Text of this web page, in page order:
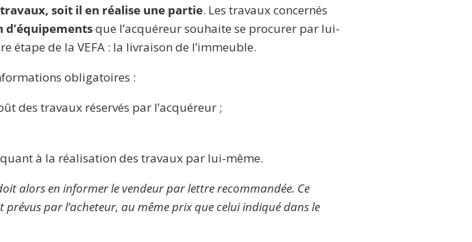
soit il en réalise une partie. Les travaux concernés
que l’acquéreur souhaite se procurer par lui-
étape de la VEFA : la livraison de l’immeuble.
obligatoires :
des travaux réservés par l’acquéreur ;
à la réalisation des travaux par lui-même.
alors en informer le vendeur par lettre recommandée. Ce
par l’acheteur, au même prix que celui indiqué dans le